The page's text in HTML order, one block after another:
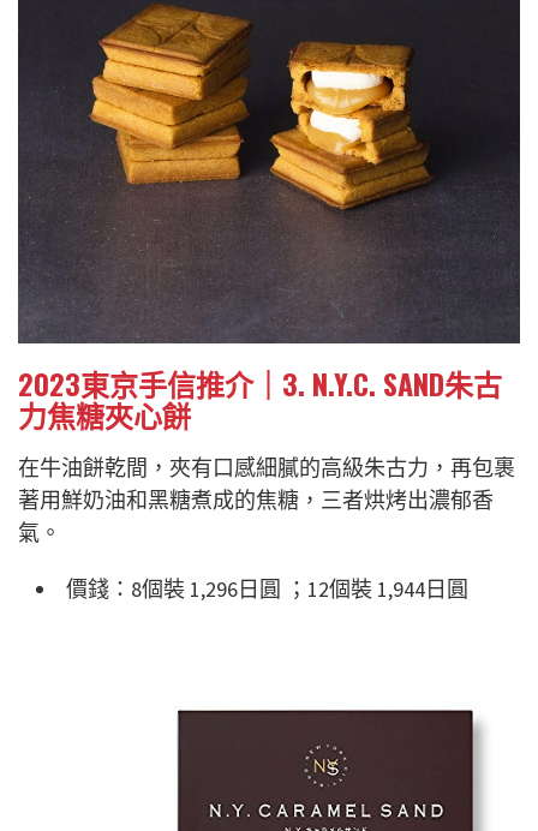
2023東京手信推介｜3. N.Y.C. SAND朱古
力焦糖夾心餅
在牛油餅乾間，夾有口感細膩的高級朱古力，再包裹
著用鮮奶油和黑糖煮成的焦糖，三者烘烤出濃郁香
氣。
價錢：8個裝 1,296日圓 ；12個裝 1,944日圓